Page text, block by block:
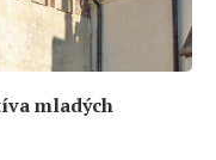
mladých